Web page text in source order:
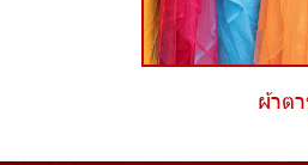
ผ้าต